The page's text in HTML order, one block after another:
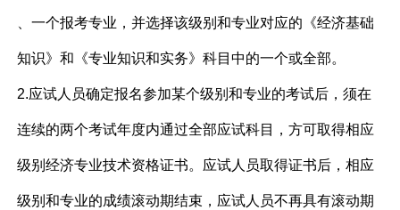
、一个报考专业，并选择该级别和专业对应的《经济基础
知识》和《专业知识和实务》科目中的一个或全部。
2.应试人员确定报名参加某个级别和专业的考试后，须在
连续的两个考试年度内通过全部应试科目，方可取得相应
级别经济专业技术资格证书。应试人员取得证书后，相应
级别和专业的成绩滚动期结束，应试人员不再具有滚动期